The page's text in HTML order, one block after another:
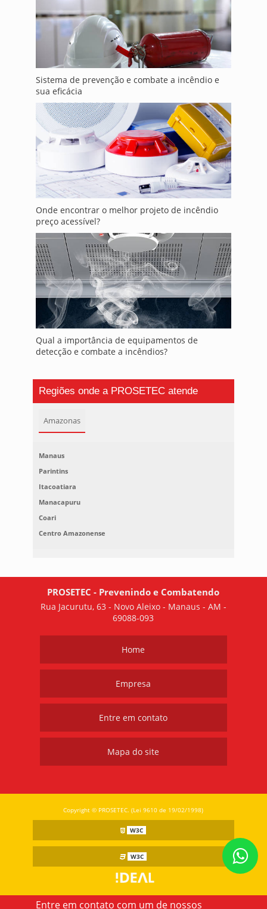
Entre em contato com um de nossos
Sistema de prevenção e combate a incêndio e
sua eficácia
Onde encontrar o melhor projeto de incêndio
preço acessível?
Qual a importância de equipamentos de
detecção e combate a incêndios?
Regiões onde a PROSETEC atende
Amazonas
Manaus
Parintins
Itacoatiara
Manacapuru
Coari
Centro Amazonense
PROSETEC - Prevenindo e Combatendo
Rua Jacurutu, 63 - Novo Aleixo - Manaus - AM -
69088-093
Home
Empresa
Entre em contato
Mapa do site
Copyright © PROSETEC. (Lei 9610 de 19/02/1998)
W3C
W3C